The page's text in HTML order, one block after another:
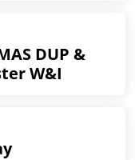
DUP &
W&I